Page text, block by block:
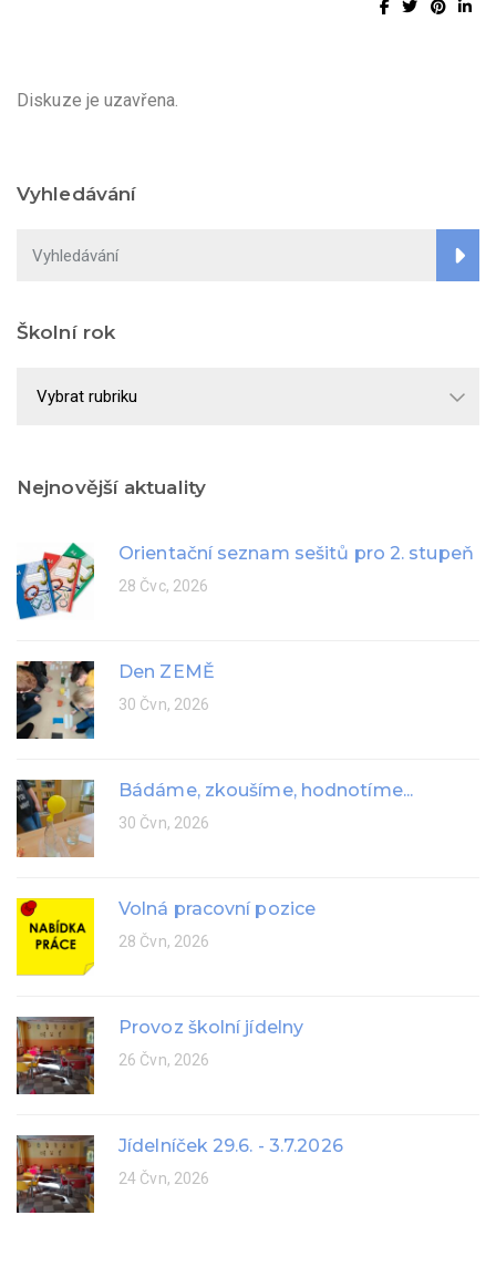
Diskuze je uzavřena.
Vyhledávání
Školní rok
Nejnovější aktuality
Orientační seznam sešitů pro 2. stupeň
28 Čvc, 2026
Den ZEMĚ
30 Čvn, 2026
Bádáme, zkoušíme, hodnotíme...
30 Čvn, 2026
Volná pracovní pozice
28 Čvn, 2026
Provoz školní jídelny
26 Čvn, 2026
Jídelníček 29.6. - 3.7.2026
24 Čvn, 2026